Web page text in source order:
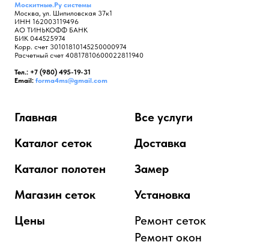
Москитные.Ру системы
Москва, ул. Шипиловская 37к1
ИНН 162003119496
АО ТИНЬКОФФ БАНК
БИК 044525974
Корр. счет 30101810145250000974
Расчетный счет 40817810600022811940
Тел.: +7 (980) 495-19-31
Email: forma4ms@gmail.com
Главная
Каталог сеток
Каталог полотен
Магазин сеток
Цены
Все услуги
Доставка
Замер
Установка
Ремонт сеток
Ремонт окон